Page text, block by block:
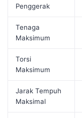
Penggerak
Tenaga
Maksimum
Torsi
Maksimum
Jarak Tempuh
Maksimal